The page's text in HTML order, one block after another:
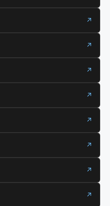
↗
↗
↗
↗
↗
↗
↗
↗